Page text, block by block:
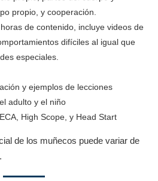
propio, y cooperación.
de contenido, incluye videos de
difíciles al igual que
especiales.
y ejemplos de lecciones
adulto y el niño
High Scope, y Head Start
de los muñecos puede variar de